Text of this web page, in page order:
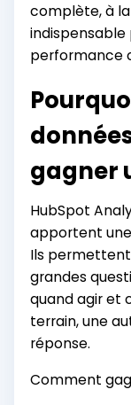
complète, à
performance
gagner
HubSpot
apportent
Ils
grandes
quand agir et
terrain, une
réponse.
Comment